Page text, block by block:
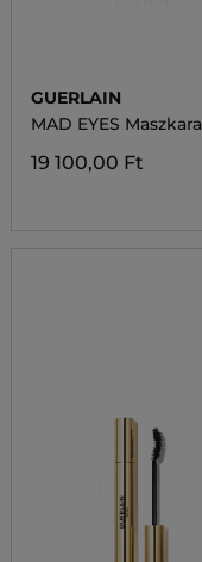
GUERLAIN
MAD EYES Maszkara
19 100,00 Ft